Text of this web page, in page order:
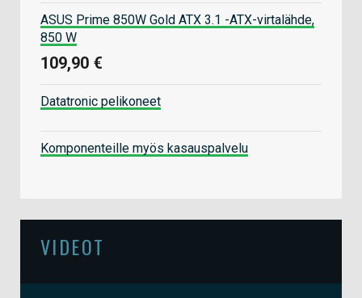
ASUS Prime 850W Gold ATX 3.1 -ATX-virtalähde,
850 W
109,90 €
Datatronic pelikoneet
Komponenteille myös kasauspalvelu
VIDEOT